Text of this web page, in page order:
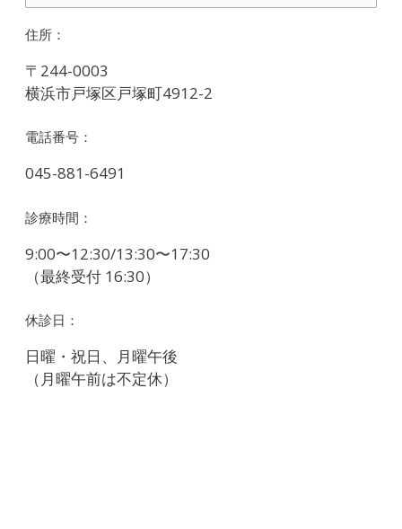
住所：
〒244-0003
横浜市戸塚区戸塚町4912-2
電話番号：
045-881-6491
診療時間：
9:00〜12:30/13:30〜17:30
（最終受付 16:30）
休診日：
日曜・祝日、月曜午後
（月曜午前は不定休）